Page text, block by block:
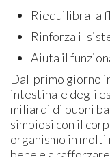
Riequilibra la
Rinforza il
Aiuta il
Dal primo giorno
intestinale degli
miliardi di buoni
simbiosi con il
organismo in